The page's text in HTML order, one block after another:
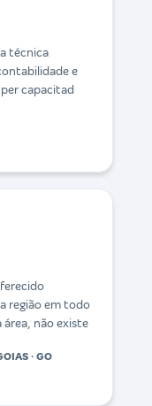
técnica
e
capacitad
região em todo
área, não existe
· GO